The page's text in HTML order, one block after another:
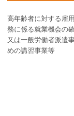
高年齢者に対する雇
務に係る就業機会の
又は一般労働者派遣
めの講習事業等